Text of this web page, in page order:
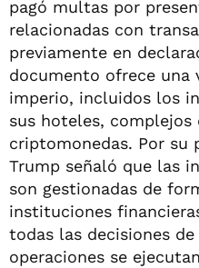
pagó multas por
relacionadas con
previamente en
documento ofrece una
imperio, incluidos los
sus hoteles, complejos
criptomonedas. Por su
Trump señaló que las
son gestionadas de
instituciones
todas las decisiones
operaciones se